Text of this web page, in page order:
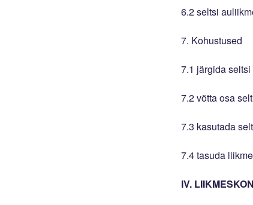
6.2 seltsi
7. Kohustused
7.1 järgida
7.2 võtta osa
7.3 kasutada
7.4 tasuda
IV.